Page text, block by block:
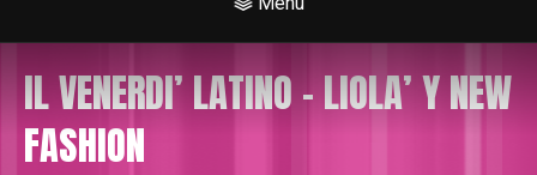
IL VENERDI’ LATINO – LIOLA’ Y NEW
FASHION